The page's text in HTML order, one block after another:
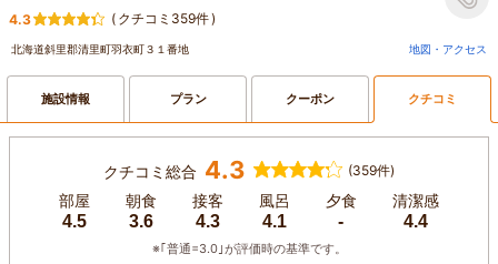
4.3 ( クチコミ359件)
北海道斜里郡清里町羽衣町３１番地 地図・アクセス
施設情報 プラン クーポン クチコミ
クチコミ総合 4.3 (359件)
部屋
4.5
朝食
3.6
接客
4.3
風呂
4.1
夕食
-
清潔感
4.4
※｢普通=3.0｣が評価時の基準です。